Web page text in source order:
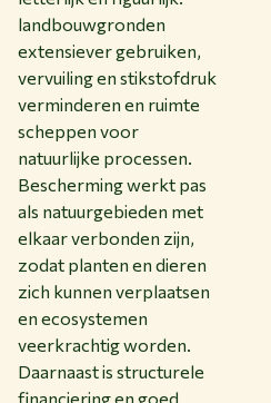
landbouwgronden
extensiever gebruiken,
vervuiling en stikstofdruk
verminderen en ruimte
scheppen voor
natuurlijke processen.
Bescherming werkt pas
als natuurgebieden met
elkaar verbonden zijn,
zodat planten en dieren
zich kunnen verplaatsen
en ecosystemen
veerkrachtig worden.
Daarnaast is structurele
financiering en goed